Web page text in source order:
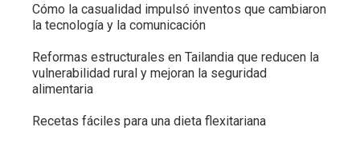
Cómo la casualidad impulsó inventos que cambiaron
la tecnología y la comunicación
Reformas estructurales en Tailandia que reducen la
vulnerabilidad rural y mejoran la seguridad
alimentaria
Recetas fáciles para una dieta flexitariana